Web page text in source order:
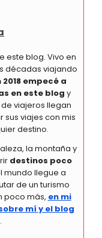
este blog. Vivo en
décadas viajando
2018 empecé a
en este blog y
viajeros llegan
viajes con mis
destino.
la montaña y
destinos poco
mundo llegue a
de un turismo
poco más, en mi
mí y el blog
.